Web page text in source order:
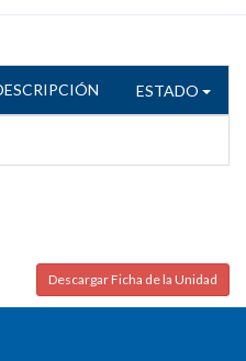
ESTADO
Descargar Ficha de la Unidad